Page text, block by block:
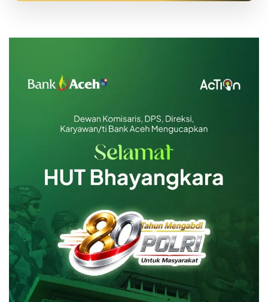
Emas Batangan 50 gr Rp 76.443.000